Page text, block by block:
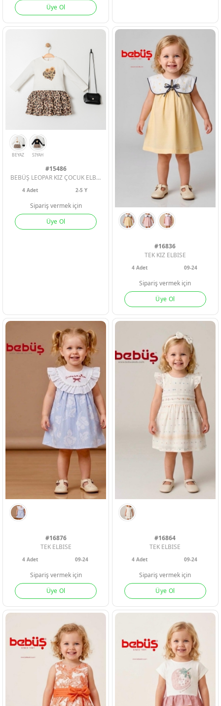
ERKEK BEBEK
KIZ BEBEK
KIZ ÇOCUK
ERKEK BEBEK
KIZ BEBEK
KIZ ÇOCUK
ERKEK BEBEK
KIZ BEBEK
KIZ ÇOCUK
PEMBE
Üye Ol
PEMBE
SIYAH
#15486
BEBÜŞ LEOPAR KIZ ÇOCUK ELBİSE ÇANTALI
4Adet 2-5 Y
Sipariş vermek için
Üye Ol
#16836
TEK KIZ ELBISE
4 Adet 09-24
Sipariş vermek için
Üye Ol
#16876
TEK ELBISE
4Adet 09-24
Sipariş vermek için
Üye Ol
#16864
TEK ELBISE
4 Adet 09-24
Sipariş vermek için
Üye Ol